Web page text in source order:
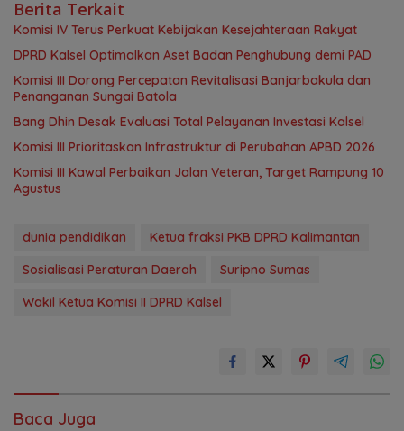
Berita Terkait
Komisi IV Terus Perkuat Kebijakan Kesejahteraan Rakyat
‎DPRD Kalsel Optimalkan Aset Badan Penghubung demi PAD
‎Komisi III Dorong Percepatan Revitalisasi Banjarbakula dan
Penanganan Sungai Batola
‎Bang Dhin Desak Evaluasi Total Pelayanan Investasi Kalsel
‎Komisi III Prioritaskan Infrastruktur di Perubahan APBD 2026
Komisi III Kawal Perbaikan Jalan Veteran, Target Rampung 10
Agustus
dunia pendidikan
Ketua fraksi PKB DPRD Kalimantan
Sosialisasi Peraturan Daerah
Suripno Sumas
Wakil Ketua Komisi II DPRD Kalsel
Baca Juga